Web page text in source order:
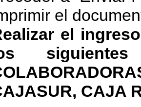
el
el
siguientes
CAJA